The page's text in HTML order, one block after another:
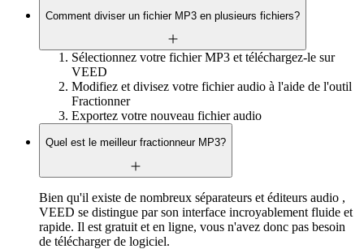
Comment diviser un fichier MP3 en plusieurs fichiers?
Sélectionnez votre fichier MP3 et téléchargez-le sur
VEED
Modifiez et divisez votre fichier audio à l'aide de l'outil
Fractionner
Exportez votre nouveau fichier audio
Quel est le meilleur fractionneur MP3?
Bien qu'il existe de nombreux séparateurs et éditeurs audio ,
VEED se distingue par son interface incroyablement fluide et
rapide. Il est gratuit et en ligne, vous n'avez donc pas besoin
de télécharger de logiciel.